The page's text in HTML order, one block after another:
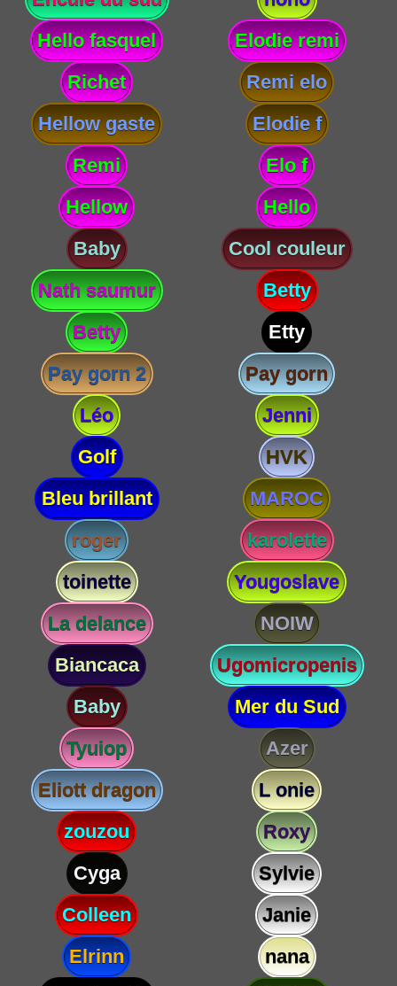
Hello fasquel
Elodie remi
Richet
Remi elo
Hellow gaste
Elodie f
Remi
Elo f
Hellow
Hello
Baby
Cool couleur
Nath saumur
Betty
Betty
Etty
Pay gorn 2
Pay gorn
Léo
Jenni
Golf
HVK
Bleu brillant
MAROC
roger
karolette
toinette
Yougoslave
La delance
NOIW
Biancaca
Ugomicropenis
Baby
Mer du Sud
Tyuiop
Azer
Eliott dragon
L onie
zouzou
Roxy
Cyga
Sylvie
Colleen
Janie
Elrinn
nana